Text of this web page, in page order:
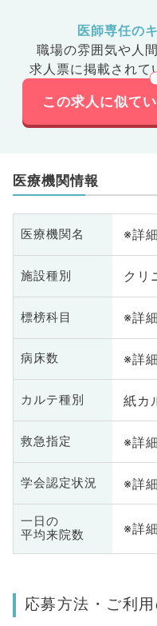
医師専任の
職場の雰囲気や人間
求人票に掲載されて
この求人に似て
医療機関情報
医療機関名 ※詳
施設種別 クリ
標榜科目 ※詳
病床数 ※詳
カルテ種別 紙カ
救急指定 ※詳
学会認定状況 ※詳
一日の
平均来院数
※詳
応募方法・ご利